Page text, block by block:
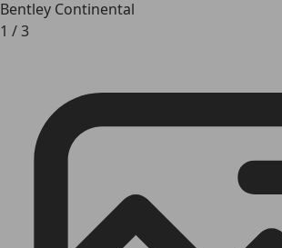
Bentley Continental
1 /3